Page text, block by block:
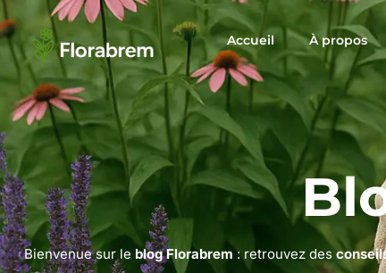
Accueil À propos
Bienvenue sur le blog Florabrem : retrouvez des